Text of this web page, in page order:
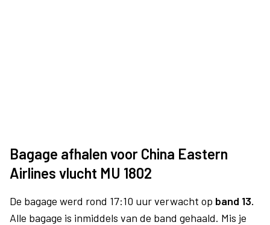
Bagage afhalen voor China Eastern
Airlines vlucht MU 1802
De bagage werd rond 17:10 uur verwacht op band 13.
Alle bagage is inmiddels van de band gehaald. Mis je